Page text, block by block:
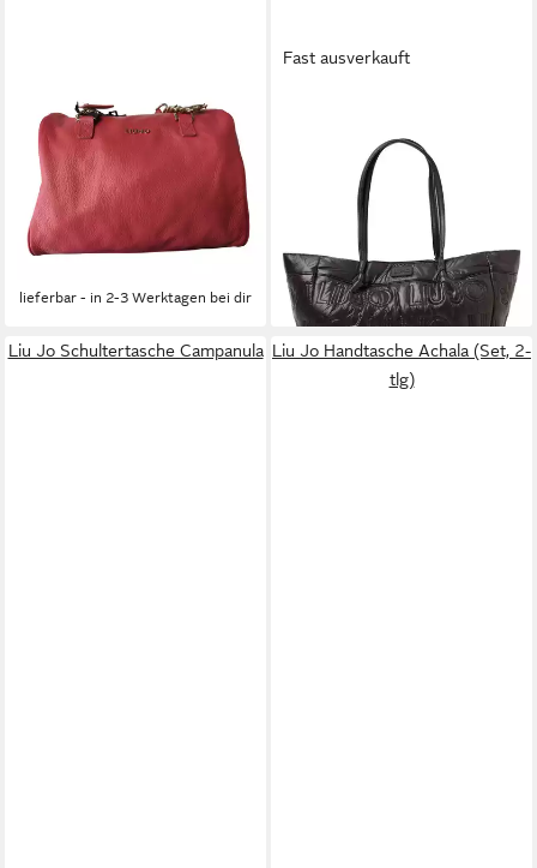
Handtasche Damen Leder
Stoff Spicy Coral Beige
Reißverschluss
A14294P0129-71644
144,50 € 289,00 €
lieferbar - in 2-3 Werktagen bei dir
Fast ausverkauft
UVP 119,99 €
lieferbar - in 3-4 Werktagen bei dir
Liu Jo Schultertasche Campanula Liu Jo Handtasche Achala (Set, 2-
tlg)